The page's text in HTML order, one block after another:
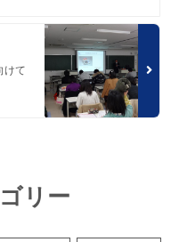
けて
リー